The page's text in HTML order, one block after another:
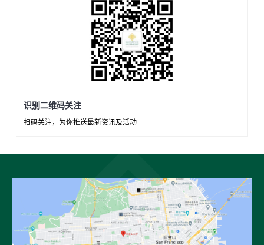
识别二维码关注
扫码关注，为你推送最新资讯及活动